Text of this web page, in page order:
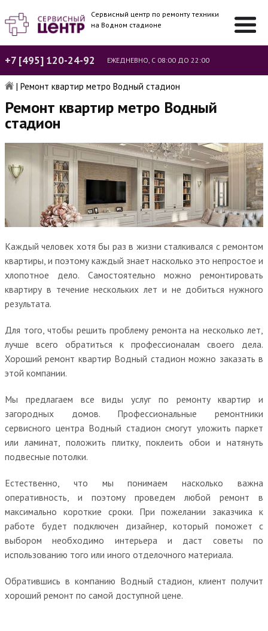
Сервисный центр по ремонту техники
на Водном стадионе
+7 [495] 120-24-92 ЕЖЕДНЕВНО, С 08:00 ДО 22:00
| Ремонт квартир метро Водный стадион
Ремонт квартир метро Водный
стадион
Каждый человек хотя бы раз в жизни сталкивался с ремонтом
квартиры, и поэтому каждый знает насколько это непростое и
хлопотное дело. Самостоятельно можно ремонтировать
квартиру в течение нескольких лет и не добиться нужного
результата.
Для того, чтобы решить проблему ремонта на несколько лет,
лучше всего обратиться к профессионалам своего дела.
Хороший ремонт квартир Водный стадион можно заказать в
этой компании.
Мы предлагаем все виды услуг по ремонту квартир и
загородных домов. Профессиональные ремонтники
сервисного центра Водный стадион смогут уложить паркет
или ламинат, положить плитку, поклеить обои и натянуть
подвесные потолки.
Естественно, что мы понимаем насколько важна
оперативность, и поэтому проведем любой ремонт в
максимально короткие сроки. При пожелании заказчика к
работе будет подключен дизайнер, который поможет с
выбором необходимо интерьера и даст советы по
использованию того или иного отделочного материала.
Обратившись в компанию Водный стадион, клиент получит
хороший ремонт по самой доступной цене.